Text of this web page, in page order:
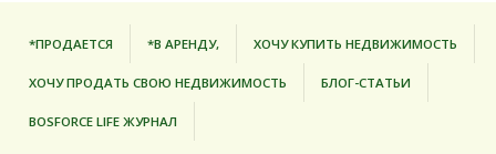
*ПРОДАЕТСЯ *В АРЕНДУ, ХОЧУ КУПИТЬ НЕДВИЖИМОСТЬ
ХОЧУ ПРОДАТЬ СВОЮ НЕДВИЖИМОСТЬ БЛОГ-СТАТЬИ
BOSFORCE LIFE ЖУРНАЛ